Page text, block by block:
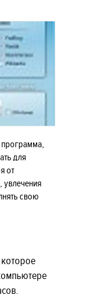
программа,
для
от
увлечения
свою